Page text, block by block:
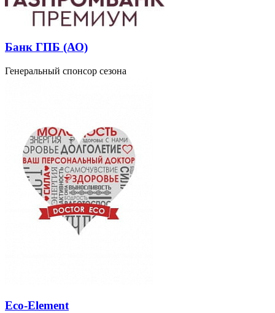
Банк ГПБ (АО)
Генеральный спонсор сезона
Eco-Element